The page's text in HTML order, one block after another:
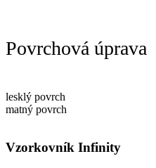
Povrchová úprava
lesklý povrch
matný povrch
Vzorkovník Infinity